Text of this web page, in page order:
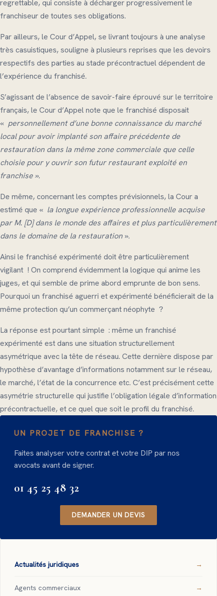
regrettable, qui consiste à décharger progressivement le
franchiseur de toutes ses obligations.
Par ailleurs, le Cour d’Appel, se livrant toujours à une analyse
très casuistiques, souligne à plusieurs reprises que les devoirs
respectifs des parties au stade précontractuel dépendent de
l’expérience du franchisé.
S’agissant de l’absence de savoir-faire éprouvé sur le territoire
français, le Cour d’Appel note que le franchisé disposait
« personnellement d’une bonne connaissance du marché
local pour avoir implanté son affaire précédente de
restauration dans la même zone commerciale que celle
choisie pour y ouvrir son futur restaurant exploité en
franchise ».
De même, concernant les comptes prévisionnels, la Cour a
estimé que « la longue expérience professionnelle acquise
par M. [D] dans le monde des affaires et plus particulièrement
dans le domaine de la restauration ».
Ainsi le franchisé expérimenté doit être particulièrement
vigilant ! On comprend évidemment la logique qui anime les
juges, et qui semble de prime abord emprunte de bon sens.
Pourquoi un franchisé aguerri et expérimenté bénéficierait de la
même protection qu’un commerçant néophyte ?
La réponse est pourtant simple : même un franchisé
expérimenté est dans une situation structurellement
asymétrique avec la tête de réseau. Cette dernière dispose par
hypothèse d’avantage d’informations notamment sur le réseau,
le marché, l’état de la concurrence etc. C’est précisément cette
asymétrie structurelle qui justifie l’obligation légale d’information
précontractuelle, et ce quel que soit le profil du franchisé.
UN PROJET DE FRANCHISE ?
Faites analyser votre contrat et votre DIP par nos
avocats avant de signer.
01 45 25 48 32
DEMANDER UN DEVIS
Actualités juridiques
Agents commerciaux